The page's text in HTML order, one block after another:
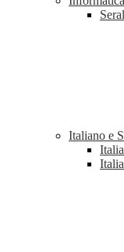
Italiano e